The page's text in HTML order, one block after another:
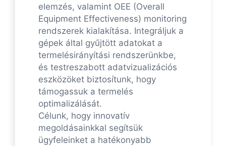
elemzés, valamint OEE (Overall
Equipment Effectiveness) monitoring
rendszerek kialakítása. Integráljuk a
gépek által gyűjtött adatokat a
termelésirányítási rendszerünkbe,
és testreszabott adatvizualizációs
eszközöket biztosítunk, hogy
támogassuk a termelés
optimalizálását.
Célunk, hogy innovatív
megoldásainkkal segítsük
ügyfeleinket a hatékonyabb